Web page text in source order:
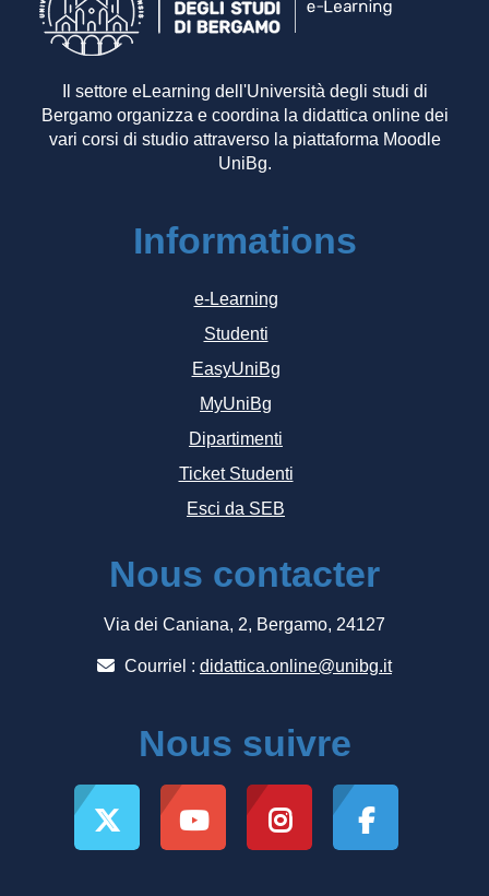
Il settore eLearning dell'Università degli studi di
Bergamo organizza e coordina la didattica online dei
vari corsi di studio attraverso la piattaforma Moodle
UniBg.
Informations
e-Learning
Studenti
EasyUniBg
MyUniBg
Dipartimenti
Ticket Studenti
Esci da SEB
Nous contacter
Via dei Caniana, 2, Bergamo, 24127
Courriel : didattica.online@unibg.it
Nous suivre